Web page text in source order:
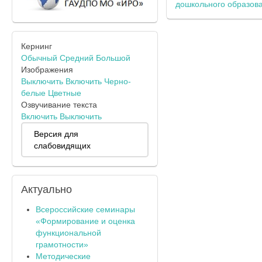
дошкольного
Кернинг
Обычный Средний Большой
Изображения
Выключить Включить Черно-
белые Цветные
Озвучивание текста
Включить Выключить
Версия для
слабовидящих
Актуально
Всероссийские семинары
«Формирование и оценка
функциональной
грамотности»
Методические